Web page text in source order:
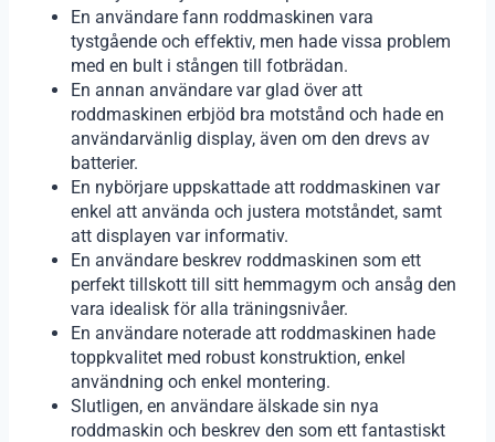
En användare fann roddmaskinen vara
tystgående och effektiv, men hade vissa problem
med en bult i stången till fotbrädan.
En annan användare var glad över att
roddmaskinen erbjöd bra motstånd och hade en
användarvänlig display, även om den drevs av
batterier.
En nybörjare uppskattade att roddmaskinen var
enkel att använda och justera motståndet, samt
att displayen var informativ.
En användare beskrev roddmaskinen som ett
perfekt tillskott till sitt hemmagym och ansåg den
vara idealisk för alla träningsnivåer.
En användare noterade att roddmaskinen hade
toppkvalitet med robust konstruktion, enkel
användning och enkel montering.
Slutligen, en användare älskade sin nya
roddmaskin och beskrev den som ett fantastiskt